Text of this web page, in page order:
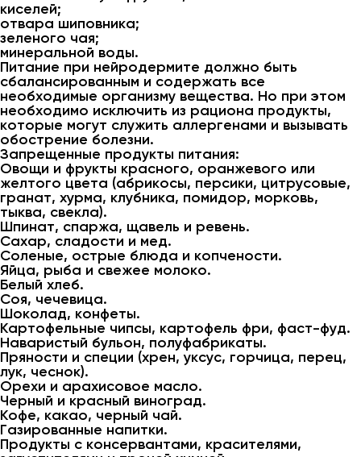
киселей;
отвара шиповника;
зеленого чая;
минеральной воды.
Питание при нейродермите должно быть
сбалансированным и содержать все
необходимые организму вещества. Но при этом
необходимо исключить из рациона продукты,
которые могут служить аллергенами и вызывать
обострение болезни.
Запрещенные продукты питания:
Овощи и фрукты красного, оранжевого или
желтого цвета (абрикосы, персики, цитрусовые,
гранат, хурма, клубника, помидор, морковь,
тыква, свекла).
Шпинат, спаржа, щавель и ревень.
Сахар, сладости и мед.
Соленые, острые блюда и копчености.
Яйца, рыба и свежее молоко.
Белый хлеб.
Соя, чечевица.
Шоколад, конфеты.
Картофельные чипсы, картофель фри, фаст-фуд.
Наваристый бульон, полуфабрикаты.
Пряности и специи (хрен, уксус, горчица, перец,
лук, чеснок).
Орехи и арахисовое масло.
Черный и красный виноград.
Кофе, какао, черный чай.
Газированные напитки.
Продукты с консервантами, красителями,